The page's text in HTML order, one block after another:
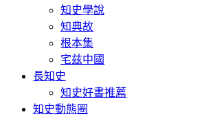
知史學說
知典故
根本集
宅兹中國
長知史
知史好書推薦
知史動態圈